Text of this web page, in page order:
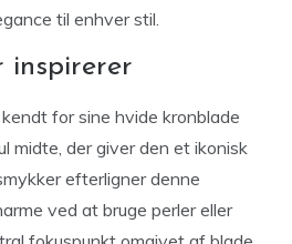
til enhver stil.
inspirerer
for sine hvide kronblade
midte, der giver den et ikonisk
efterligner denne
ved at bruge perler eller